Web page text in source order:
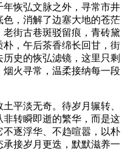
恢弘文脉之外，寻常市井
，消解了边塞大地的苍茫
街古巷斑驳留痕，青砖黛
，午后茶香绵长回甘，街
史的恢弘滤镜，这里只剩
火寻常，温柔接纳每一段
平淡无奇。待岁月辗转、
转瞬即逝的繁华，而是这
不逐浮华、不趋喧嚣，以朴
接岁月更迭，默默滋养一